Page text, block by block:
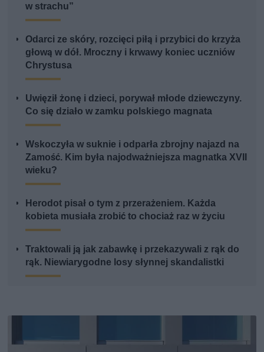
w strachu”
Odarci ze skóry, rozcięci piłą i przybici do krzyża
głową w dół. Mroczny i krwawy koniec uczniów
Chrystusa
Uwięził żonę i dzieci, porywał młode dziewczyny.
Co się działo w zamku polskiego magnata
Wskoczyła w suknie i odparła zbrojny najazd na
Zamość. Kim była najodważniejsza magnatka XVII
wieku?
Herodot pisał o tym z przerażeniem. Każda
kobieta musiała zrobić to chociaż raz w życiu
Traktowali ją jak zabawkę i przekazywali z rąk do
rąk. Niewiarygodne losy słynnej skandalistki